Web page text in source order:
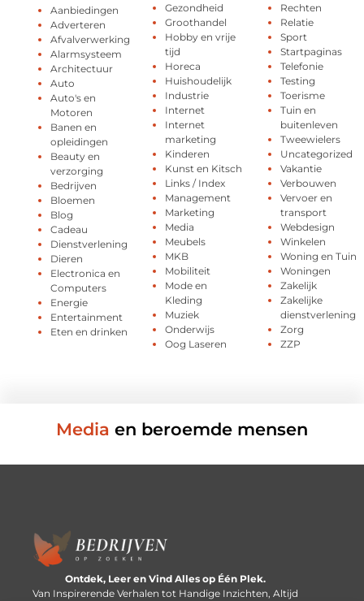
Aanbiedingen
Adverteren
Afvalverwerking
Alarmsysteem
Architectuur
Auto
Auto's en
Motoren
Banen en
opleidingen
Beauty en
verzorging
Bedrijven
Bloemen
Blog
Cadeau
Dienstverlening
Dieren
Electronica en
Computers
Energie
Entertainment
Eten en drinken
Gezondheid
Groothandel
Hobby en vrije
tijd
Horeca
Huishoudelijk
Industrie
Internet
Internet
marketing
Kinderen
Kunst en Kitsch
Links / Index
Management
Marketing
Media
Meubels
MKB
Mobiliteit
Mode en
Kleding
Muziek
Onderwijs
Oog Laseren
Rechten
Relatie
Sport
Startpaginas
Telefonie
Testing
Toerisme
Tuin en
buitenleven
Tweewielers
Uncategorized
Vakantie
Verbouwen
Vervoer en
transport
Webdesign
Winkelen
Woning en Tuin
Woningen
Zakelijk
Zakelijke
dienstverlening
Zorg
ZZP
Media en beroemde mensen
Ontdek, Leer en Vind Alles op Één Plek.
Van Inspirerende Verhalen tot Handige Inzichten, Altijd